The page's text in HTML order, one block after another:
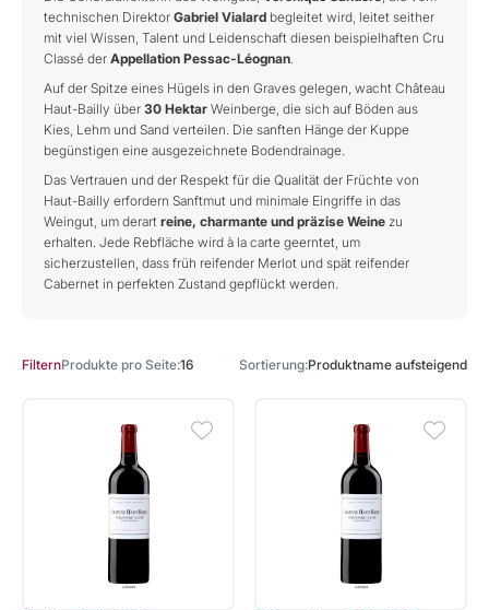
technischen Direktor Gabriel Vialard begleitet wird, leitet seither
mit viel Wissen, Talent und Leidenschaft diesen beispielhaften Cru
Classé der Appellation Pessac-Léognan.
Auf der Spitze eines Hügels in den Graves gelegen, wacht Château
Haut-Bailly über 30 Hektar Weinberge, die sich auf Böden aus
Kies, Lehm und Sand verteilen. Die sanften Hänge der Kuppe
begünstigen eine ausgezeichnete Bodendrainage.
Das Vertrauen und der Respekt für die Qualität der Früchte von
Haut-Bailly erfordern Sanftmut und minimale Eingriffe in das
Weingut, um derart reine, charmante und präzise Weine zu
erhalten. Jede Rebfläche wird à la carte geerntet, um
sicherzustellen, dass früh reifender Merlot und spät reifender
Cabernet in perfekten Zustand gepflückt werden.
FilternProdukte pro Seite 16 Sortierung Produktname aufsteigend